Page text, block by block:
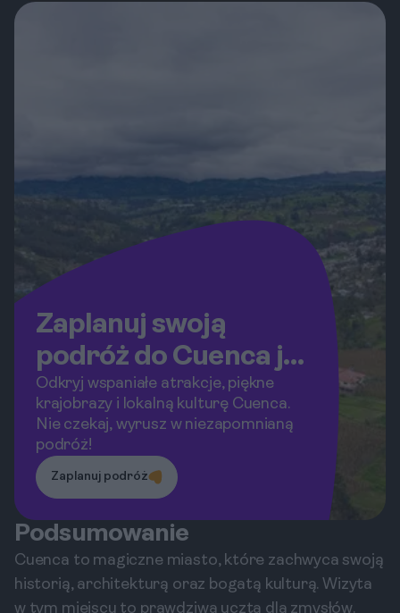
tym artykule przedstawimy
Zaplanuj swoją
podróż do Cuenca już
teraz!
Odkryj wspaniałe atrakcje, piękne
krajobrazy i lokalną kulturę Cuenca.
Nie czekaj, wyrusz w niezapomnianą
podróż!
Zaplanuj podróż
Podsumowanie
Cuenca to magiczne miasto, które zachwyca swoją
historią, architekturą oraz bogatą kulturą. Wizyta
w tym miejscu to prawdziwa uczta dla zmysłów.